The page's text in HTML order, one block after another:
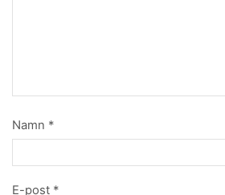
Namn *
E-post *